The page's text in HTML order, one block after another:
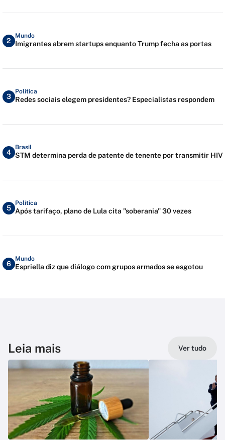
2
Mundo
Imigrantes abrem startups enquanto Trump fecha as portas
3
Política
Redes sociais elegem presidentes? Especialistas respondem
4
Brasil
STM determina perda de patente de tenente por transmitir HIV
5
Política
Após tarifaço, plano de Lula cita "soberania" 30 vezes
6
Mundo
Espriella diz que diálogo com grupos armados se esgotou
Leia mais Ver tudo